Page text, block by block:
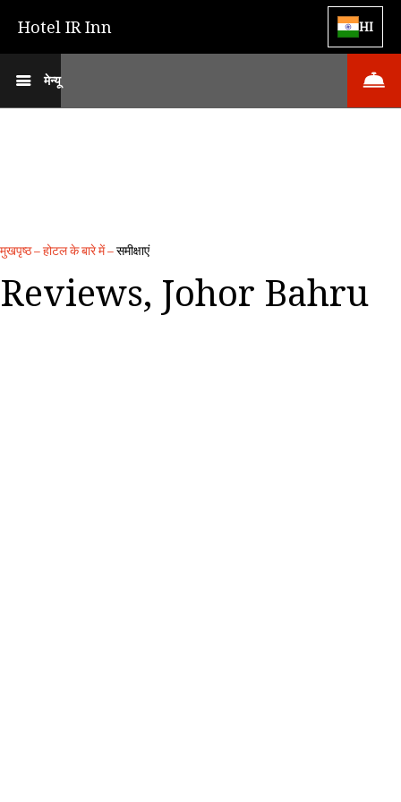
Hotel IR Inn HI
मेन्यू
मुखपृष्ठ–होटल के बारे में–समीक्षाएं
Reviews, Johor Bahru